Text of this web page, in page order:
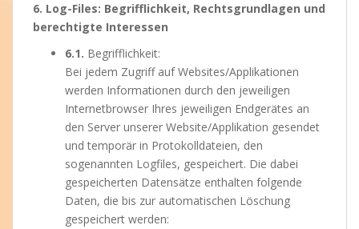
6. Log-Files: Begrifflichkeit, Rechtsgrundlagen und
berechtigte Interessen
6.1. Begrifflichkeit:
Bei jedem Zugriff auf Websites/Applikationen
werden Informationen durch den jeweiligen
Internetbrowser Ihres jeweiligen Endgerätes an
den Server unserer Website/Applikation gesendet
und temporär in Protokolldateien, den
sogenannten Logfiles, gespeichert. Die dabei
gespeicherten Datensätze enthalten folgende
Daten, die bis zur automatischen Löschung
gespeichert werden: